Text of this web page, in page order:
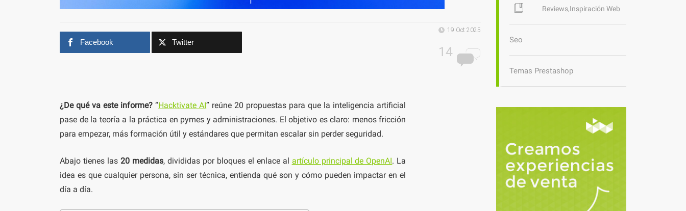
19 Oct 2025
14
Facebook Twitter
¿De qué va este informe? “Hacktivate AI” reúne 20 propuestas para que la inteligencia artificial
pase de la teoría a la práctica en pymes y administraciones. El objetivo es claro: menos fricción
para empezar, más formación útil y estándares que permitan escalar sin perder seguridad.
Abajo tienes las 20 medidas, divididas por bloques el enlace al artículo principal de OpenAI. La
idea es que cualquier persona, sin ser técnica, entienda qué son y cómo pueden impactar en el
día a día.
Reviews,Inspiración Web
Seo
Temas Prestashop